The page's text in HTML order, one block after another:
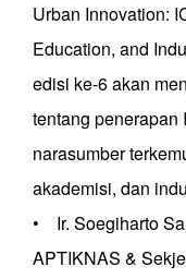
Urban Innovation:
Education, and
edisi ke-6 akan
tentang penerapan
narasumber
akademisi, dan
• Ir. Soegiharto
APTIKNAS &